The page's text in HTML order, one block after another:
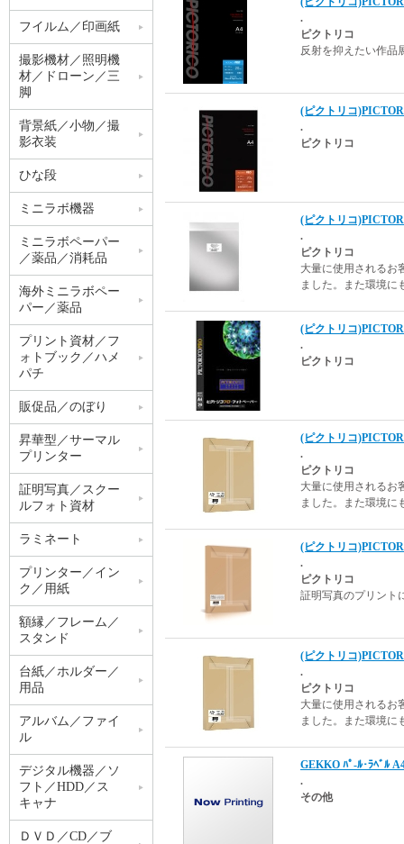
.
ピクトリコ
反射を抑えたい作品
(ピクトリコ
.
ピクトリコ
(ピクトリコ
.
ピクトリコ
大量に使用されるお
ました。また環境に
(ピクトリコ
.
ピクトリコ
(ピクトリコ
.
ピクトリコ
大量に使用されるお
ました。また環境に
(ピクトリコ
.
ピクトリコ
証明写真のプリント
(ピクトリコ
.
ピクトリコ
大量に使用されるお
ました。また環境に
GEKKO ﾊﾟ-ﾙ･ﾗﾍﾞﾙ
.
その他
フイルム／印画紙
撮影機材／照明機
材／ドローン／三
脚
背景紙／小物／撮
影衣装
ひな段
ミニラボ機器
ミニラボペーパー
／薬品／消耗品
海外ミニラボペー
パー／薬品
プリント資材／フ
ォトブック／ハメ
パチ
販促品／のぼり
昇華型／サーマル
プリンター
証明写真／スクー
ルフォト資材
ラミネート
プリンター／イン
ク／用紙
額縁／フレーム／
スタンド
台紙／ホルダー／
用品
アルバム／ファイ
ル
デジタル機器／ソ
フト／HDD／ス
キャナ
ＤＶＤ／CD／ブ